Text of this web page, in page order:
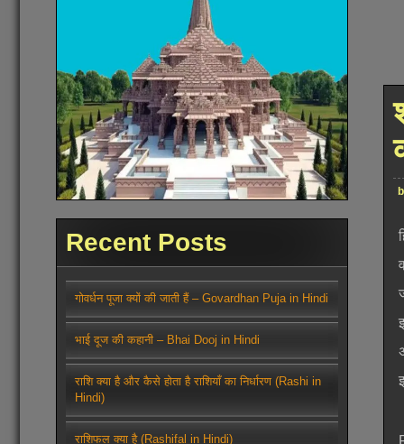
Recent Posts
गोवर्धन पूजा क्यों की जाती हैं – Govardhan Puja in Hindi
भाई दूज की कहानी – Bhai Dooj in Hindi
राशि क्या है और कैसे होता है राशियाँ का निर्धारण (Rashi in
Hindi)
राशिफल क्या है (Rashifal in Hindi)